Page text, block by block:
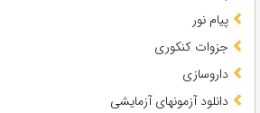
پیام نور
جزوات کنکوری
داروسازی
دانلود آزمونهای آزمایشی